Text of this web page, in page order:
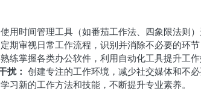
使用时间管理工具（如番茄工作法、四象限法则）
定期审视日常工作流程，识别并消除不必要的环节
熟练掌握各类办公软件，利用自动化工具提升工作
扰： 创建专注的工作环境，减少社交媒体和不必
学习新的工作方法和技能，不断提升专业素养。